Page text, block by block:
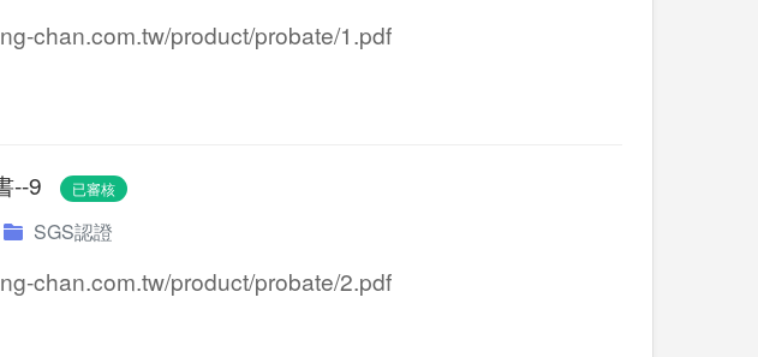
chan.com.tw/product/probate/1.pdf
--9 已審核
SGS認證
chan.com.tw/product/probate/2.pdf